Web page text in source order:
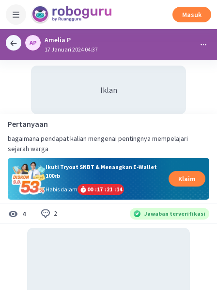
Masuk
Amelia P
17 Januari 2024 04:37
Iklan
Pertanyaan
bagaimana pendapat kalian mengenai pentingnya mempelajari
sejarah warga
Ikuti Tryout SNBT & Menangkan E-Wallet
100rb
Habis dalam
00 :17 :21 :13
Klaim
4 2 Jawaban terverifikasi